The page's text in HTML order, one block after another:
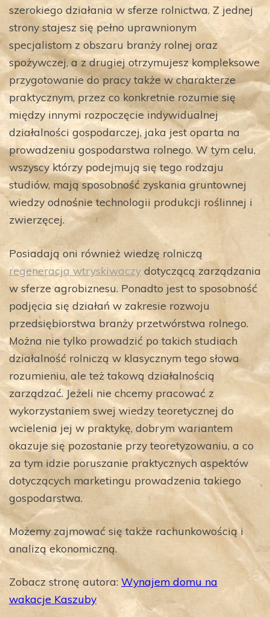
szerokiego działania w sferze rolnictwa. Z jednej
strony stajesz się pełno uprawnionym
specjalistom z obszaru branży rolnej oraz
spożywczej, a z drugiej otrzymujesz kompleksowe
przygotowanie do pracy także w charakterze
praktycznym, przez co konkretnie rozumie się
między innymi rozpoczęcie indywidualnej
działalności gospodarczej, jaka jest oparta na
prowadzeniu gospodarstwa rolnego. W tym celu,
wszyscy którzy podejmują się tego rodzaju
studiów, mają sposobność zyskania gruntownej
wiedzy odnośnie technologii produkcji roślinnej i
zwierzęcej.
Posiadają oni również wiedzę rolniczą
regeneracja wtryskiwaczy dotyczącą zarządzania
w sferze agrobiznesu. Ponadto jest to sposobność
podjęcia się działań w zakresie rozwoju
przedsiębiorstwa branży przetwórstwa rolnego.
Można nie tylko prowadzić po takich studiach
działalność rolniczą w klasycznym tego słowa
rozumieniu, ale też takową działalnością
zarządzać. Jeżeli nie chcemy pracować z
wykorzystaniem swej wiedzy teoretycznej do
wcielenia jej w praktykę, dobrym wariantem
okazuje się pozostanie przy teoretyzowaniu, a co
za tym idzie poruszanie praktycznych aspektów
dotyczących marketingu prowadzenia takiego
gospodarstwa.
Możemy zajmować się także rachunkowością i
analizą ekonomiczną.
Zobacz stronę autora: Wynajem domu na
wakacje Kaszuby